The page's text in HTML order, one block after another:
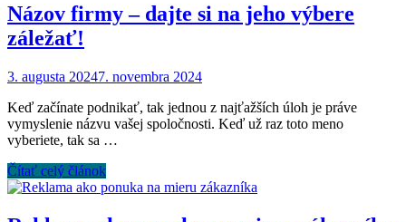
Názov firmy – dajte si na jeho výbere
záležať!
3. augusta 20247. novembra 2024
Keď začínate podnikať, tak jednou z najťažších úloh je práve
vymyslenie názvu vašej spoločnosti. Keď už raz toto meno
vyberiete, tak sa …
Čítať celý článok